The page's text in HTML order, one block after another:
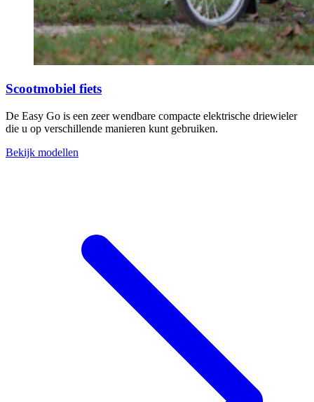
Scootmobiel fiets
De Easy Go is een zeer wendbare compacte elektrische driewieler
die u op verschillende manieren kunt gebruiken.
Bekijk modellen